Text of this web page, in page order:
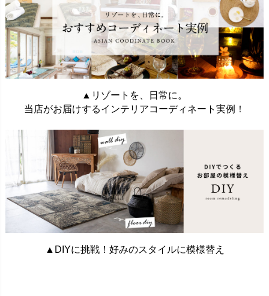
▲リゾートを、日常に。
当店がお届けするインテリアコーディネート実例！
▲DIYに挑戦！好みのスタイルに模様替え